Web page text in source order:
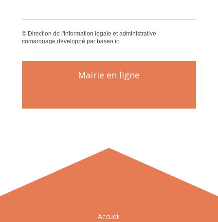
© Direction de l'information légale et administrative
comarquage developpé par baseo.io
Mairie en ligne
Accueil